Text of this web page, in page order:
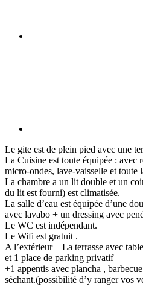
Le gite est de plein pied avec une
La Cuisine est toute équipée : avec
micro-ondes, lave-vaisselle et toute
La chambre a un lit double et un
du lit est fourni) est climatisée.
La salle d’eau est équipée d’une
avec lavabo + un dressing avec
Le WC est indépendant.
Le Wifi est gratuit .
A l’extérieur – La terrasse avec
et 1 place de parking privatif
+1 appentis avec plancha ,
séchant.(possibilité d’y ranger vos